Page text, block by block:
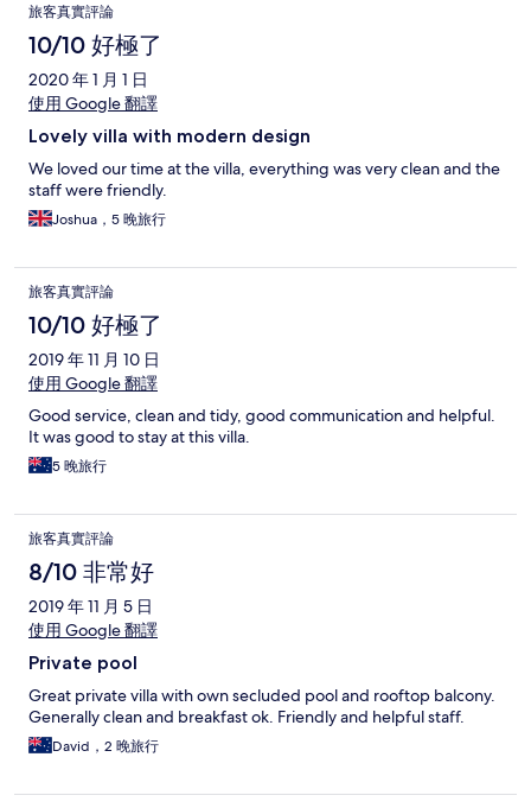
旅客真實評論
10/10 好極了
2020 年 1 月 1 日
使用 Google 翻譯
Lovely villa with modern design
We loved our time at the villa, everything was very clean and the
staff were friendly.
Joshua，5 晚旅行
旅客真實評論
10/10 好極了
2019 年 11 月 10 日
使用 Google 翻譯
Good service, clean and tidy, good communication and helpful.
It was good to stay at this villa.
5 晚旅行
旅客真實評論
8/10 非常好
2019 年 11 月 5 日
使用 Google 翻譯
Private pool
Great private villa with own secluded pool and rooftop balcony.
Generally clean and breakfast ok. Friendly and helpful staff.
David，2 晚旅行